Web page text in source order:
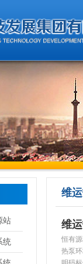
站
统
维
维
恒有
热泵